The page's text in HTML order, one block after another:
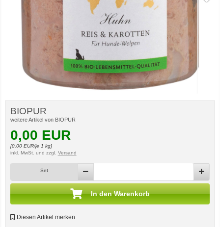
BIOPUR
weitere Artikel von BIOPUR
0,00 EUR
[0,00EUR/je 1 kg]
inkl. MwSt. und zzgl. Versand
Set
In den Warenkorb
Diesen Artikel merken